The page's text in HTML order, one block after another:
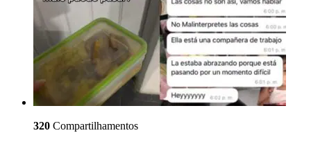
320 Compartilhamentos